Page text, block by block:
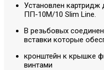
Установлен картридж
ПП-10М/10 Slim Line.
В резьбовых
вставки которые
кронштейн к крышке
винтами